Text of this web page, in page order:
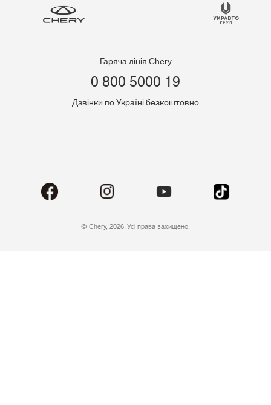
Гаряча лінія Chery
0 800 5000 19
Дзвінки по Україні безкоштовно
© Chery, 2026. Усі права захищено.